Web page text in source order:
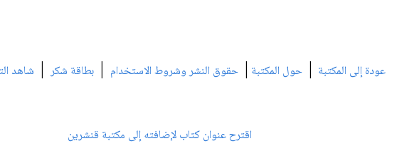
عودة إلى المكتبة | حول المكتبة | حقوق النشر وشروط الاستخدام | بطاقة شكر| شاهد
اقترح عنوان كتاب لإضافته إلى مكتبة قنشرين